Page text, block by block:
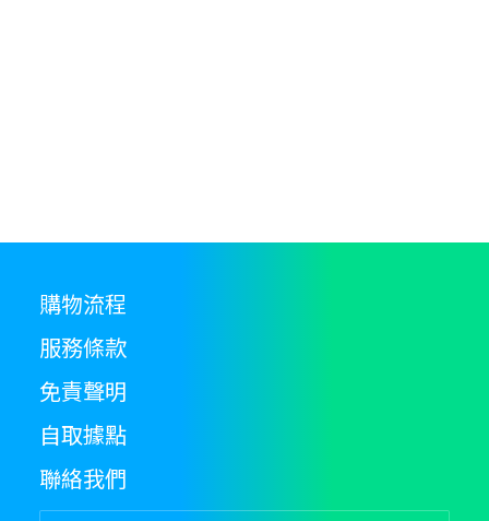
購物流程
服務條款
免責聲明
自取據點
聯絡我們